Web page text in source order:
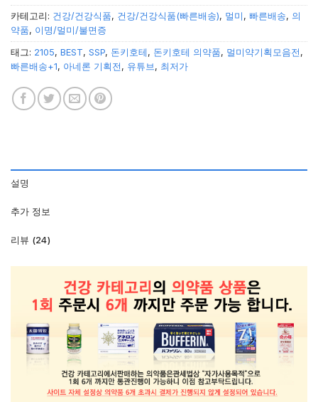
카테고리: 건강/건강식품, 건강/건강식품(빠른배송), 멀미 , 빠른배송, 의
약품, 이명/멀미/불면증
태그: 2105, BEST, SSP, 돈키호테 , 돈키호테 의약품, 멀미약기획모음전 ,
빠른배송+1, 아네론 기획전 , 유튜브, 최저가
설명
추가 정보
리뷰 (24)